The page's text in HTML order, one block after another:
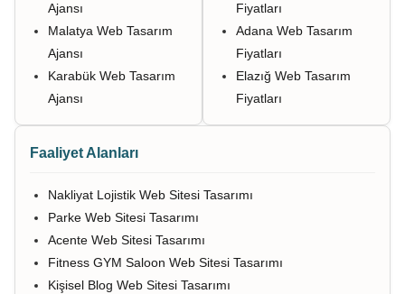
Ajansı
Malatya Web Tasarım
Ajansı
Karabük Web Tasarım
Ajansı
Fiyatları
Adana Web Tasarım
Fiyatları
Elazığ Web Tasarım
Fiyatları
Faaliyet Alanları
Nakliyat Lojistik Web Sitesi Tasarımı
Parke Web Sitesi Tasarımı
Acente Web Sitesi Tasarımı
Fitness GYM Saloon Web Sitesi Tasarımı
Kişisel Blog Web Sitesi Tasarımı